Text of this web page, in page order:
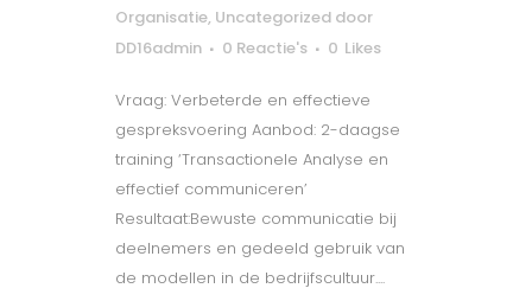
Organisatie, Uncategorized door
DD16admin
0 Reactie's 0 Likes
Vraag: Verbeterde en effectieve
gespreksvoering Aanbod: 2-daagse
training ‘Transactionele Analyse en
effectief communiceren’
Resultaat:Bewuste communicatie bij
deelnemers en gedeeld gebruik van
de modellen in de bedrijfscultuur....